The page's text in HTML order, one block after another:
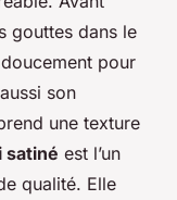
gouttes dans le
pour
son
une texture
satiné est l’un
qualité. Elle